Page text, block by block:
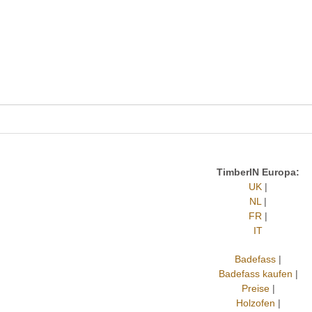
TimberIN Europa:
UK |
NL |
FR |
IT
Badefass |
Badefass kaufen |
Preise|
Holzofen |